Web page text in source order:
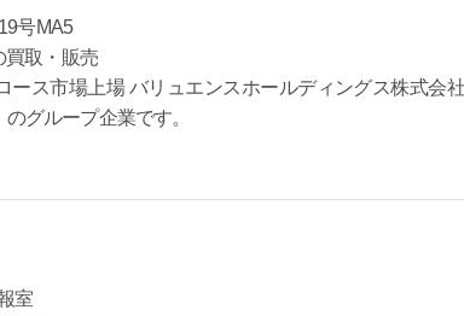
号MA5
買取・販売
ス市場上場 バリュエンスホールディングス株式会
のグループ企業です。
室